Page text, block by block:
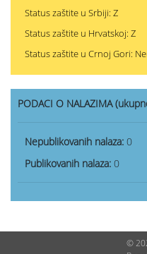
Status zaštite u Srbiji: Z
Status zaštite u Hrvatskoj: Z
Status zaštite u Crnoj Gori:
PODACI O NALAZIMA
Nepublikovanih nalaza: 0
Publikovanih nalaza: 0
©